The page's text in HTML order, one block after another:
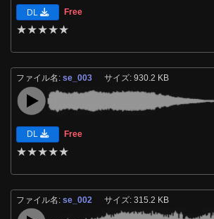
DL Free
★★★★★
ファイル名:se_003 サイズ: 930.2 KB
DL Free
★★★★★
ファイル名:se_002 サイズ: 315.2 KB